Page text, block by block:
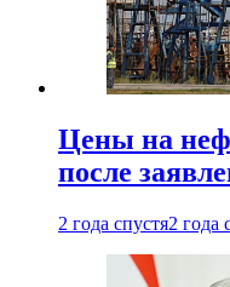
Цены на
после
2 года спустя2 года